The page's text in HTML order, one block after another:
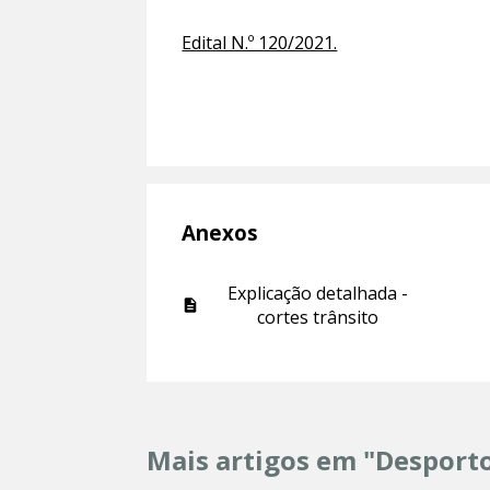
Edital N.º 120/2021.
Anexos
Explicação detalhada -
cortes trânsito
Mais artigos em